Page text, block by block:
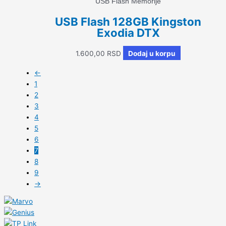
USB Flash 128GB Kingston
Exodia DTX
1.600,00 RSD Dodaj u korpu
←
1
2
3
4
5
6
7
8
9
→